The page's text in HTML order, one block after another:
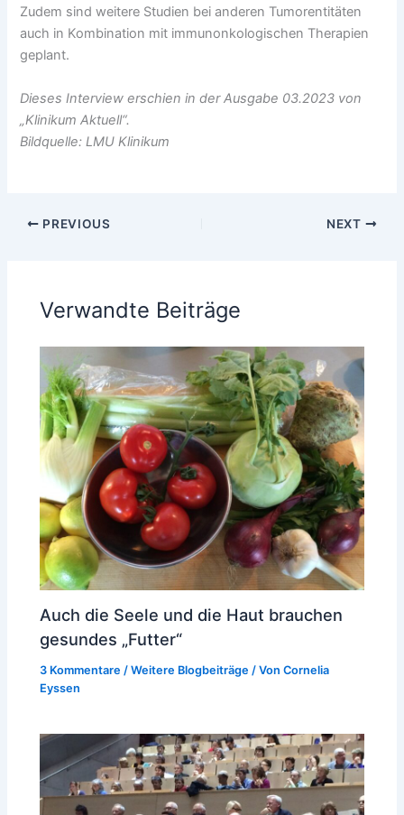
Zudem sind weitere Studien bei anderen Tumorentitäten
auch in Kombination mit immunonkologischen Therapien
geplant.
Dieses Interview erschien in der Ausgabe 03.2023 von
„Klinikum Aktuell“.
Bildquelle: LMU Klinikum
PREVIOUS NEXT
Verwandte Beiträge
Auch die Seele und die Haut brauchen
gesundes „Futter“
3 Kommentare /Weitere Blogbeiträge / VonCornelia
Eyssen